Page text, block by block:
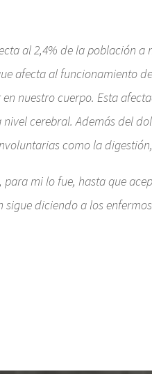
al 2,4% de la población a
afecta al funcionamiento
nuestro cuerpo. Esta
cerebral. Además del
como la
mi lo fue, hasta que
sigue diciendo a los